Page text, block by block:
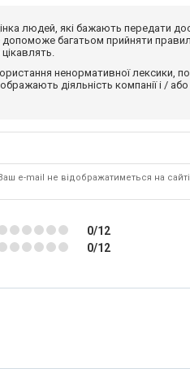
людей, які бажають передати
допоможе багатьом прийняти
ненормативної лексики,
діяльність компанії і /
e-mail не відображатиметься на сайті
0/12
0/12